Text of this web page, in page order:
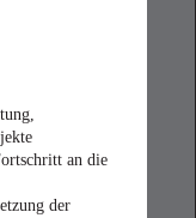
an die
der